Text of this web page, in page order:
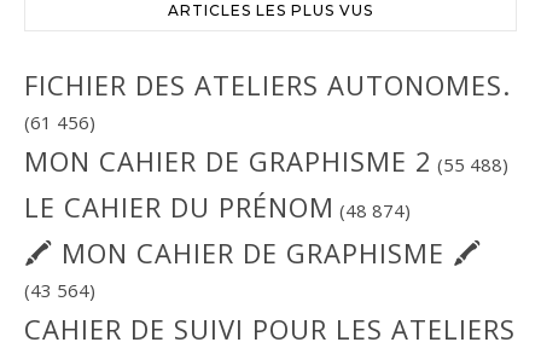
ARTICLES LES PLUS VUS
FICHIER DES ATELIERS AUTONOMES.
(61 456)
MON CAHIER DE GRAPHISME 2 (55 488)
LE CAHIER DU PRÉNOM (48 874)
🖍 MON CAHIER DE GRAPHISME 🖍
(43 564)
CAHIER DE SUIVI POUR LES ATELIERS